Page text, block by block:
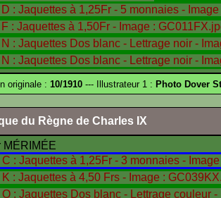
originale : 10/1910 --- Illustrateur 1 : Photo Dover
du Règne de Charles IX
MÉRIMÉE